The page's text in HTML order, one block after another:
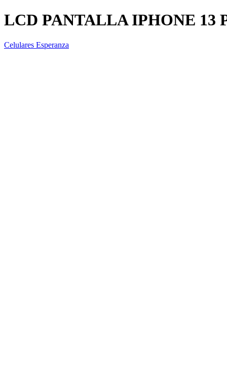
LCD PANTALLA IPHONE 13
Celulares Esperanza